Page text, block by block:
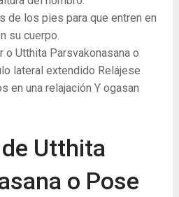
de los pies para que entren en
su cuerpo.
o Utthita Parsvakonasana o
lateral extendido Relájese
en una relajación Y ogasan
Utthita
o Pose